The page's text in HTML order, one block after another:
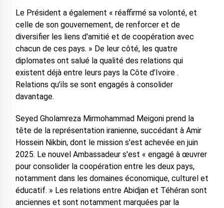
Le Président a également « réaffirmé sa volonté, et
celle de son gouvernement, de renforcer et de
diversifier les liens d'amitié et de coopération avec
chacun de ces pays. » De leur côté, les quatre
diplomates ont salué la qualité des relations qui
existent déjà entre leurs pays la Côte d’Ivoire .
Relations qu’ils se sont engagés à consolider
davantage.
Seyed Gholamreza Mirmohammad Meigoni prend la
tête de la représentation iranienne, succédant à Amir
Hossein Nikbin, dont le mission s'est achevée en juin
2025. Le nouvel Ambassadeur s'est « engagé à œuvrer
pour consolider la coopération entre les deux pays,
notamment dans les domaines économique, culturel et
éducatif. » Les relations entre Abidjan et Téhéran sont
anciennes et sont notamment marquées par la